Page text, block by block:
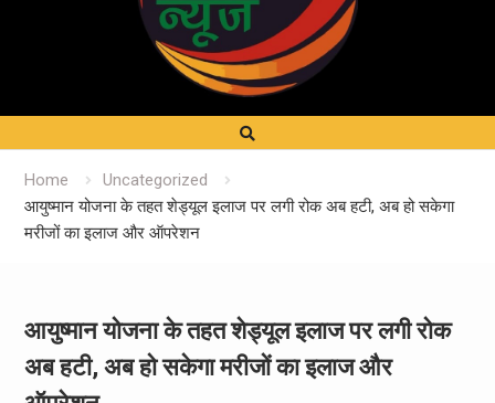
Home
Uncategorized
आयुष्मान योजना के तहत शेड्यूल इलाज पर लगी रोक अब हटी, अब हो सकेगा
मरीजों का इलाज और ऑपरेशन
आयुष्मान योजना के तहत शेड्यूल इलाज पर लगी रोक
अब हटी, अब हो सकेगा मरीजों का इलाज और